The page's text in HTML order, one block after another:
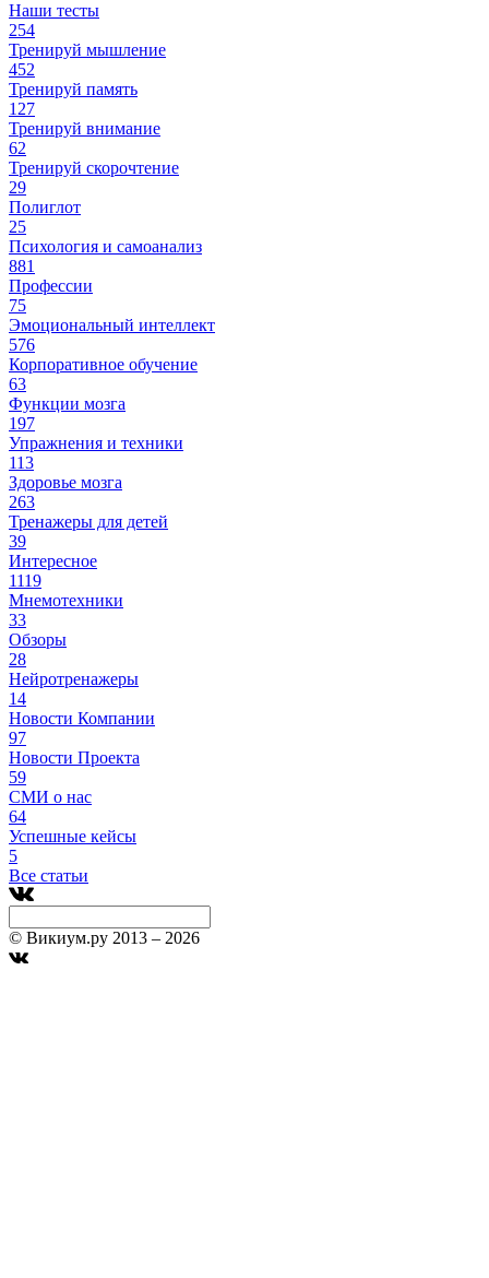
Наши тесты
254
Тренируй мышление
452
Тренируй память
127
Тренируй внимание
62
Тренируй скорочтение
29
Полиглот
25
Психология и самоанализ
881
Профессии
75
Эмоциональный интеллект
576
Корпоративное обучение
63
Функции мозга
197
Упражнения и техники
113
Здоровье мозга
263
Тренажеры для детей
39
Интересное
1119
Мнемотехники
33
Обзоры
28
Нейротренажеры
14
Новости Компании
97
Новости Проекта
59
СМИ о нас
64
Успешные кейсы
5
Все статьи
© Викиум.ру 2013 – 2026